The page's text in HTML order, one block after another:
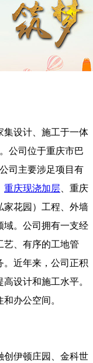
设计、施工于一体
公司位于重庆市巴
司主要涉足项目有
重庆现浇加层 、重庆
家花园）工程、外墙
域。公司拥有一支经
艺、有序的工地管
。近年来，公司正积
设计和施工水平。
办公空间。
伊顿庄园、金科世